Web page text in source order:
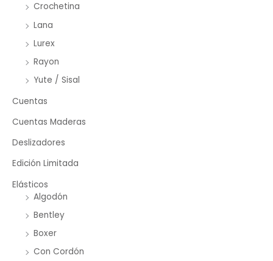
Crochetina
Lana
Lurex
Rayon
Yute / Sisal
Cuentas
Cuentas Maderas
Deslizadores
Edición Limitada
Elásticos
Algodón
Bentley
Boxer
Con Cordón